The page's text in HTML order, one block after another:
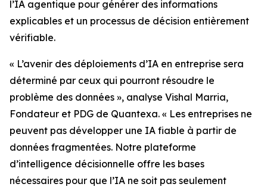
l’IA agentique pour générer des informations
explicables et un processus de décision entièrement
vérifiable.
« L’avenir des déploiements d’IA en entreprise sera
déterminé par ceux qui pourront résoudre le
problème des données », analyse Vishal Marria,
Fondateur et PDG de Quantexa. « Les entreprises ne
peuvent pas développer une IA fiable à partir de
données fragmentées. Notre plateforme
d’intelligence décisionnelle offre les bases
nécessaires pour que l’IA ne soit pas seulement